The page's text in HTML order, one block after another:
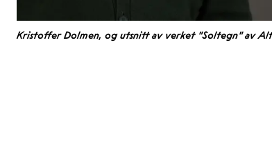
Kristoffer Dolmen, og utsnitt av verket "Soltegn" av